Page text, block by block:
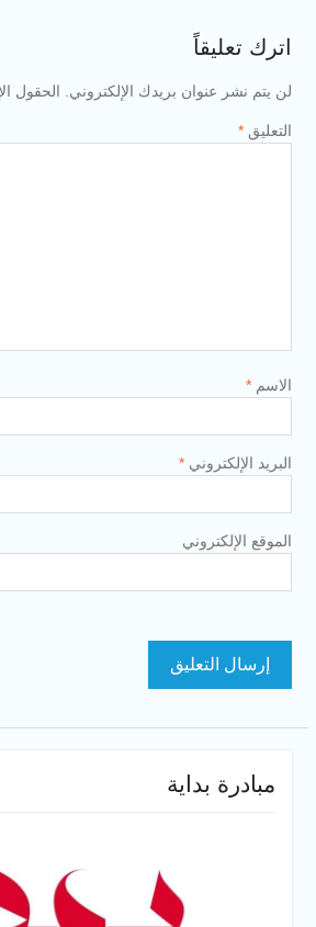
اترك تعليقاً
لن يتم نشر عنوان بريدك الإلكتروني. الحقول
التعليق *
الاسم *
البريد الإلكتروني *
الموقع الإلكتروني
مبادرة بداية